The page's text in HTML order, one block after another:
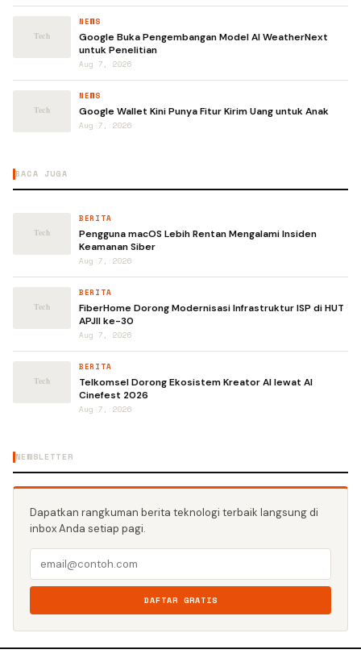
NEWS
Google Buka Pengembangan Model AI WeatherNext
untuk Penelitian
Aug 7, 2026
NEWS
Google Wallet Kini Punya Fitur Kirim Uang untuk Anak
Aug 7, 2026
BACA JUGA
BERITA
Pengguna macOS Lebih Rentan Mengalami Insiden
Keamanan Siber
Aug 7, 2026
BERITA
FiberHome Dorong Modernisasi Infrastruktur ISP di HUT
APJII ke-30
Aug 7, 2026
BERITA
Telkomsel Dorong Ekosistem Kreator AI lewat AI
Cinefest 2026
Aug 7, 2026
NEWSLETTER
Dapatkan rangkuman berita teknologi terbaik langsung di
inbox Anda setiap pagi.
DAFTAR GRATIS